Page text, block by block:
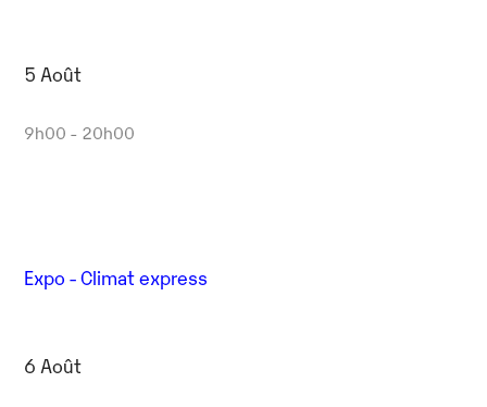
5 Août
9h00 - 20h00
Expo - Climat express
6 Août